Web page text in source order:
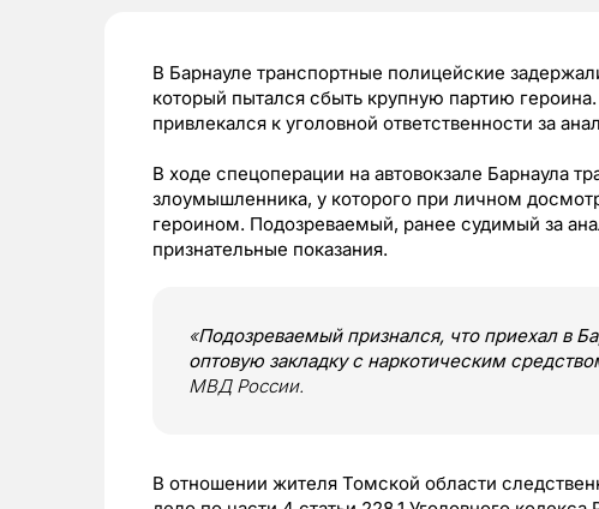
В Барнауле транспортные полицейские
который пытался сбыть крупную партию
привлекался к уголовной ответственности за
В ходе спецоперации на автовокзале Барнаула
злоумышленника, у которого при личном
героином. Подозреваемый, ранее судимый за
признательные показания.
«Подозреваемый признался, что приехал в
оптовую закладку с наркотическим
МВД России.
В отношении жителя Томской области